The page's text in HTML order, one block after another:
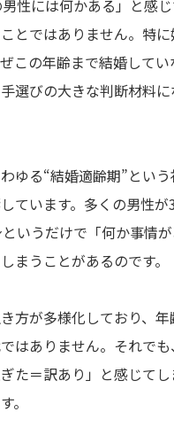
男性には何かある」と感
とではありません。特
この年齢まで結婚してい
選びの大きな判断材料
ゆる“結婚適齢期”とい
ています。多くの男性
いうだけで「何か事情
まうことがあるのです。
方が多様化しており、
はありません。それで
た＝訳あり」と感じて
。